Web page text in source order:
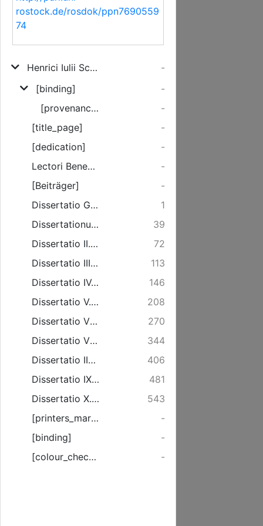
rostock.de/rosdok/ppn7690559
74
Henrici Iulii Scheurl Helmstadiensis-Brunsvigii Opt. art. Magistri Dissertationum Politicarum Decas
-
[binding]
-
[provenance]
-
[title_page]
-
[dedication]
-
Lectori Benevolo S.
-
[Beiträger]
-
Dissertatio Generalis, De Studii Sapientiae Dignitate Ac Praestantia.
1
Dissertationum Politicarum Prima De Natura Politicae Ac Reipublicae Causis.
39
Dissertatio II. De Objecto Politicae Seu Civitate, Ejusque Partibus.
72
Dissertatio III. De Republica Ejusque Speciebus.
113
Dissertatio IV. De Causis Conservantibus Rempublicam, Ac praecipue de Institutione Optimo optimae reipubl. fundamento.
146
Dissertatio V. De Virtutibus Rerumpublicarum.
208
Dissertatio VI. De Legibus.
270
Dissertatio VII. De Magistratu.
344
Dissertatio IIX. De Potentia Reipublicae.
406
Dissertatio IX. De Caussis Corrumpentibus Rerumpublicarum.
481
Dissertatio X. De Bello.
543
[printers_mark]
-
[binding]
-
[colour_checker]
-